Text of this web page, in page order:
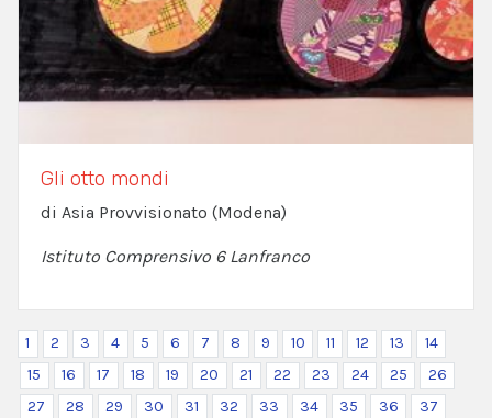
Gli otto mondi
di Asia Provvisionato (Modena)
Istituto Comprensivo 6 Lanfranco
1 2 3 4 5 6 7 8 9 10 11 12 13
14
15
16 17 18 19 20 21 22 23 24 25
26
27
28 29 30 31 32 33 34 35 36
37